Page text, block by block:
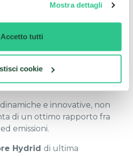
Mostra dettagli
Accetto tutti
cookie
i vantaggi?
diToyota C-HR
così lo stress causato dal
e innovative, non
di un ottimo rapporto fra
emissioni.
Hydrid di ultima